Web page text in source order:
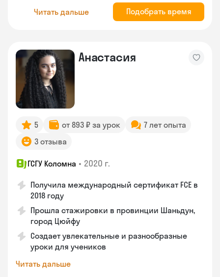
Читать дальше Подобрать время
Анастасия
5 от 893 ₽ за урок
7 лет опыта
3 отзыва
ГСГУ Коломна • 2020 г.
Получила международный сертификат FCE в
2018 году
Прошла стажировки в провинции Шаньдун,
город Цюйфу
Создает увлекательные и разнообразные
уроки для учеников
Читать дальше